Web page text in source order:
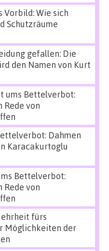
Vorbild: Wie sich
Schutzräume
gefallen: Die
den Namen von Kurt
ums Bettelverbot:
Rede von
Dahmen
Karacakurtoglu
Bettelverbot:
Rede von
fürs
Möglichkeiten der